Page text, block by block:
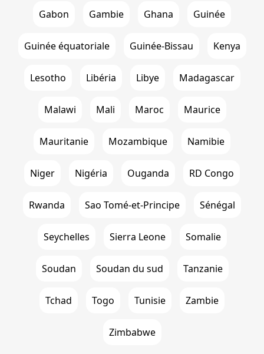
Gabon Gambie Ghana Guinée
Guinée équatoriale Guinée-Bissau Kenya
Lesotho Libéria Libye Madagascar
Malawi Mali Maroc Maurice
Mauritanie Mozambique Namibie
Niger Nigéria Ouganda RD Congo
Rwanda Sao Tomé-et-Principe Sénégal
Seychelles Sierra Leone Somalie
Soudan Soudan du sud Tanzanie
Tchad Togo Tunisie Zambie
Zimbabwe